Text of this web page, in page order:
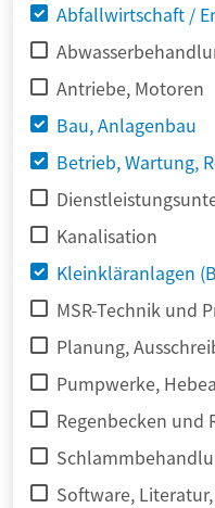
Abfallwirtschaft /
Antriebe, Motoren
Bau, Anlagenbau
Betrieb, Wartung,
Kanalisation
Kleinkläranlagen
MSR-Technik und
Planung,
Pumpwerke,
Regenbecken und
Software,